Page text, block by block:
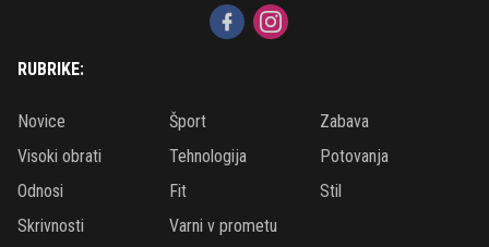
RUBRIKE:
Novice Šport
Zabava
Visoki obrati
Tehnologija
Potovanja
Odnosi
Fit
Stil
Skrivnosti
Varni v prometu